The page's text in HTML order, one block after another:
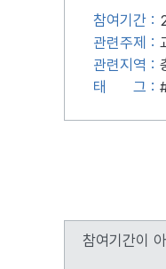
참여기간 :
관련주제 :
관련지역 :
태
그 :